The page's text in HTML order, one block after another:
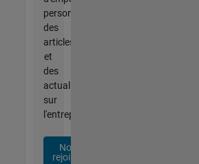
personnalisées,
des
articles
et
des
actualités
sur
l'entreprise.
Nous
rejoindre